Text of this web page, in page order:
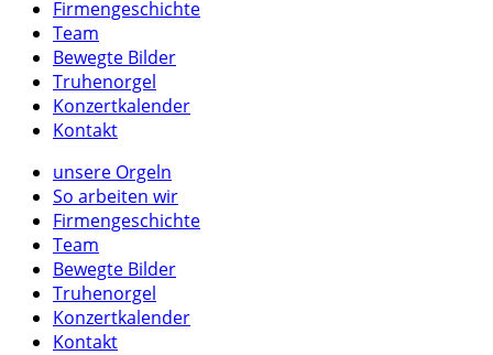
Firmengeschichte
Team
Bewegte Bilder
Truhenorgel
Konzertkalender
Kontakt
unsere Orgeln
So arbeiten wir
Firmengeschichte
Team
Bewegte Bilder
Truhenorgel
Konzertkalender
Kontakt